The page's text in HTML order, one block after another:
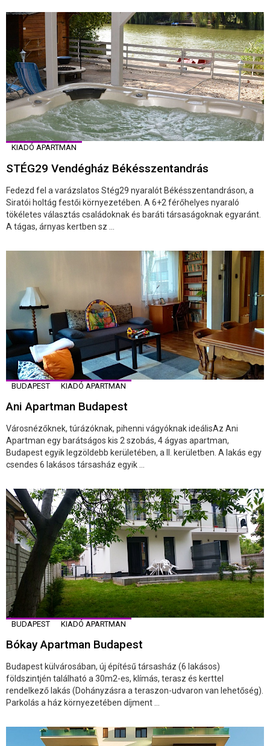
KIADÓ APARTMAN
STÉG29 Vendégház Békésszentandrás
Fedezd fel a varázslatos Stég29 nyaralót Békésszentandráson, a
Siratói holtág festői környezetében. A 6+2 férőhelyes nyaraló
tökéletes választás családoknak és baráti társaságoknak egyaránt.
A tágas, árnyas kertben sz ...
BUDAPEST KIADÓ APARTMAN
Ani Apartman Budapest
Városnézőknek, túrázóknak, pihenni vágyóknak ideálisAz Ani
Apartman egy barátságos kis 2 szobás, 4 ágyas apartman,
Budapest egyik legzöldebb kerületében, a II. kerületben. A lakás egy
csendes 6 lakásos társasház egyik ...
BUDAPEST KIADÓ APARTMAN
Bókay Apartman Budapest
Budapest külvárosában, új építésű társasház (6 lakásos)
földszintjén található a 30m2-es, klímás, terasz és kerttel
rendelkező lakás (Dohányzásra a teraszon-udvaron van lehetőség).
Parkolás a ház környezetében díjment ...